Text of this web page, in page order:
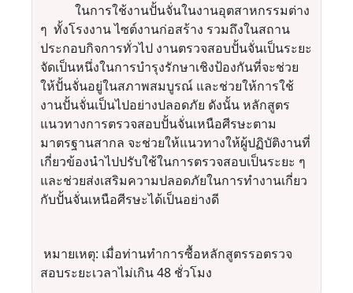
ในการใช้งานปั้นจั่นในงานอุตสาหกรรมต่าง
ๆ ทั้งโรงงาน ไซต์งานก่อสร้าง รวมถึงในสถาน
ประกอบกิจการทั่วไป งานตรวจสอบปั้นจั่นเป็นระยะ
จัดเป็นหนึ่งในการบำรุงรักษาเชิงป้องกันที่จะช่วย
ให้ปั้นจั่นอยู่ในสภาพสมบูรณ์ และช่วยให้การใช้
งานปั้นจั่นเป็นไปอย่างปลอดภัย ดังนั้น หลักสูตร
แนวทางการตรวจสอบปั้นจั่นเหนือศีรษะตาม
มาตรฐานสากล จะช่วยให้แนวทางให้ผู้ปฏิบัติงานที่
เกี่ยวข้องนำไปปรับใช้ในการตรวจสอบเป็นระยะ ๆ
และช่วยส่งเสริมความปลอดภัยในการทำงานเกี่ยว
กับปั้นจั่นเหนือศีรษะได้เป็นอย่างดี
หมายเหตุ: เมื่อท่านทำการซื้อหลักสูตรรอตรวจ
สอบระยะเวลาไม่เกิน 48 ชั่วโมง